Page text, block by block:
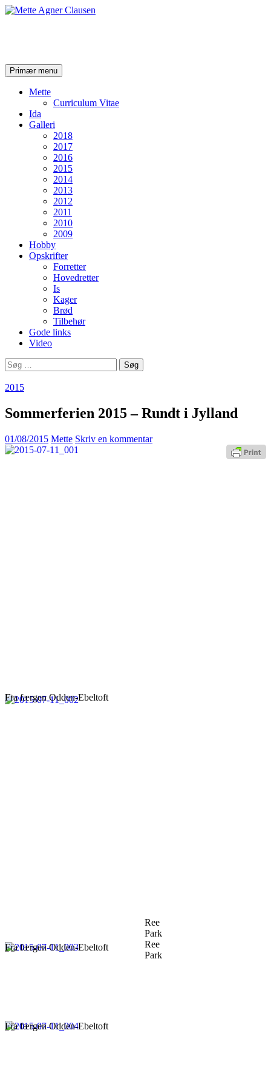
SøgPrimær menu Hop
til
Mette
Curriculum Vitae
Ida
Galleri
2018
2017
2016
2015
2014
2013
2012
2011
2010
2009
Hobby
Opskrifter
Forretter
Hovedretter
Is
Kager
Brød
Tilbehør
Gode links
Video
Søg
efter:
2015
Sommerferien 2015 – Rundt i Jylland
01/08/2015 Mette Skriv en kommentar
Fra færgen Odden-Ebeltoft
Fra færgen Odden-Ebeltoft
Fra færgen Odden-Ebeltoft
Ree
Park
Ree
Park